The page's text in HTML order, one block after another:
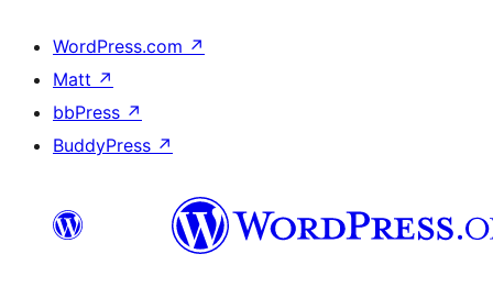
WordPress.com ↗
Matt ↗
bbPress ↗
BuddyPress ↗